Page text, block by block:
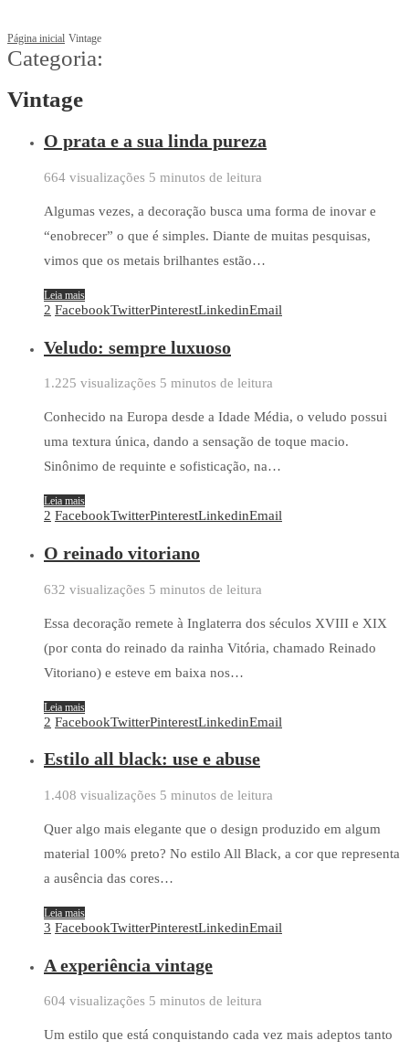
Página inicial Vintage
Categoria:
Vintage
O prata e a sua linda pureza
664 visualizações 5 minutos de leitura
Algumas vezes, a decoração busca uma forma de inovar e
“enobrecer” o que é simples. Diante de muitas pesquisas,
vimos que os metais brilhantes estão…
Leia mais
2 FacebookTwitterPinterestLinkedinEmail
Veludo: sempre luxuoso
1.225 visualizações 5 minutos de leitura
Conhecido na Europa desde a Idade Média, o veludo possui
uma textura única, dando a sensação de toque macio.
Sinônimo de requinte e sofisticação, na…
Leia mais
2 FacebookTwitterPinterestLinkedinEmail
O reinado vitoriano
632 visualizações 5 minutos de leitura
Essa decoração remete à Inglaterra dos séculos XVIII e XIX
(por conta do reinado da rainha Vitória, chamado Reinado
Vitoriano) e esteve em baixa nos…
Leia mais
2 FacebookTwitterPinterestLinkedinEmail
Estilo all black: use e abuse
1.408 visualizações 5 minutos de leitura
Quer algo mais elegante que o design produzido em algum
material 100% preto? No estilo All Black, a cor que representa
a ausência das cores…
Leia mais
3 FacebookTwitterPinterestLinkedinEmail
A experiência vintage
604 visualizações 5 minutos de leitura
Um estilo que está conquistando cada vez mais adeptos tanto